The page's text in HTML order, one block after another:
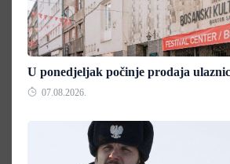
U ponedjeljak počinje prodaja
07.08.2026.